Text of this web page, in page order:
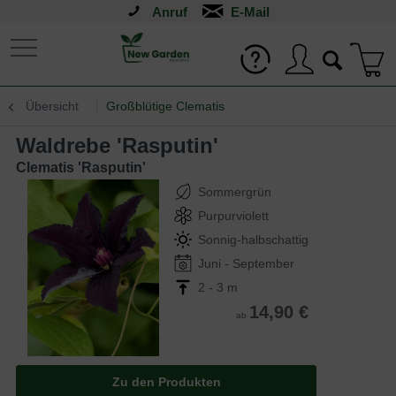
Anruf
Übersicht Großblütige Clematis
Waldrebe 'Rasputin'
Clematis 'Rasputin'
Sommergrün
Purpurviolett
Sonnig-halbschattig
Juni - September
2 - 3 m
ab 14,90 €
Zu den Produkten